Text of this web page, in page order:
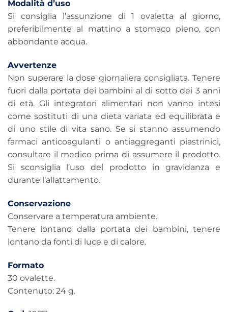
Modalità d’uso
Si consiglia l’assunzione di 1 ovaletta al giorno,
preferibilmente al mattino a stomaco pieno, con
abbondante acqua.
Avvertenze
Non superare la dose giornaliera consigliata. Tenere
fuori dalla portata dei bambini al di sotto dei 3 anni
di età. Gli integratori alimentari non vanno intesi
come sostituti di una dieta variata ed equilibrata e
di uno stile di vita sano. Se si stanno assumendo
farmaci anticoagulanti o antiaggreganti piastrinici,
consultare il medico prima di assumere il prodotto.
Si sconsiglia l’uso del prodotto in gravidanza e
durante l’allattamento.
Conservazione
Conservare a temperatura ambiente.
Tenere lontano dalla portata dei bambini, tenere
lontano da fonti di luce e di calore.
Formato
30 ovalette.
Contenuto: 24 g.